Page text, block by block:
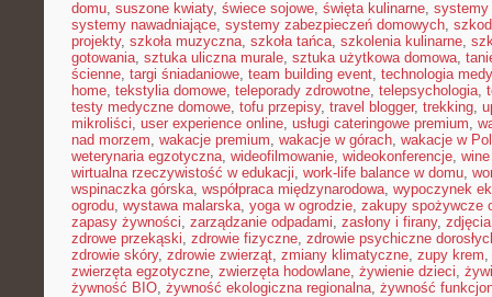
domu, suszone kwiaty, świece sojowe, święta kulinarne, systemy
systemy nawadniające, systemy zabezpieczeń domowych,
projekty, szkoła muzyczna, szkoła tańca, szkolenia kulinarne,
gotowania, sztuka uliczna murale, sztuka użytkowa domowa,
ścienne, targi śniadaniowe, team building event, technologia
home, tekstylia domowe, teleporady zdrowotne, telepsychologia,
testy medyczne domowe, tofu przepisy, travel blogger, trekking,
mikroliści, user experience online, usługi cateringowe premium,
nad morzem, wakacje premium, wakacje w górach, wakacje w
weterynaria egzotyczna, wideofilmowanie, wideokonferencje,
wirtualna rzeczywistość w edukacji, work-life balance w domu,
wspinaczka górska, współpraca międzynarodowa, wypoczynek
ogrodu, wystawa malarska, yoga w ogrodzie, zakupy spożywcze
zapasy żywności, zarządzanie odpadami, zasłony i firany,
zdrowe przekąski, zdrowie fizyczne, zdrowie psychiczne
zdrowie skóry, zdrowie zwierząt, zmiany klimatyczne, zupy krem,
zwierzęta egzotyczne, zwierzęta hodowlane, żywienie dzieci,
żywność BIO, żywność ekologiczna regionalna, żywność